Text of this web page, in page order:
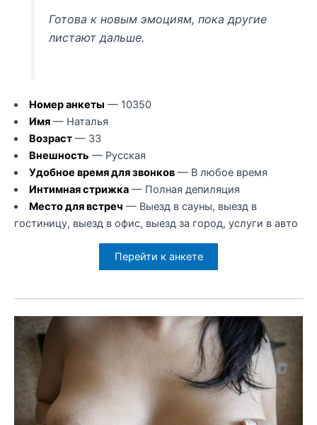
Готова к новым эмоциям, пока другие
листают дальше.
Номер анкеты — 10350
Имя— Наталья
Возраст— 33
Внешность — Русская
Удобное время для звонков— В любое время
Интимная стрижка— Полная депиляция
Место для встреч — Выезд в сауны, выезд в
гостиницу, выезд в офис, выезд за город, услуги в авто
Перейти к анкете